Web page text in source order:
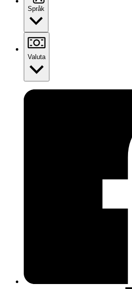
Språk
Valuta